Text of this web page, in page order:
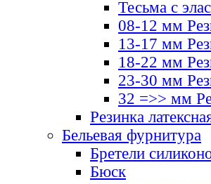
Тесьма с
08-12 мм
13-17 мм
18-22 мм
23-30 мм
32 =>> мм
Резинка
Бельевая фурнитура
Бретели
Бюск